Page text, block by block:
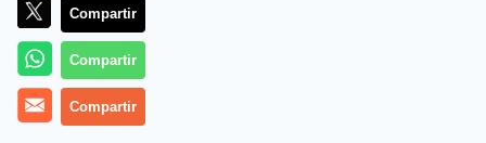
Más información
Compartir
Compartir
Compartir